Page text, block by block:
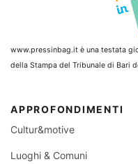
www.pressinbag.it è una testata
della Stampa del Tribunale di Bari
APPROFONDIMENTI
Cultur&motive
Luoghi & Comuni